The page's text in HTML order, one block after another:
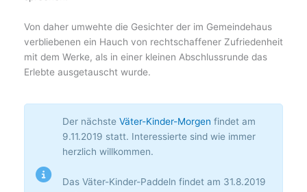
Von daher umwehte die Gesichter der im Gemeindehaus
verbliebenen ein Hauch von rechtschaffener Zufriedenheit
mit dem Werke, als in einer kleinen Abschlussrunde das
Erlebte ausgetauscht wurde.
Der nächste Väter-Kinder-Morgen findet am
9.11.2019 statt. Interessierte sind wie immer
herzlich willkommen.
Das Väter-Kinder-Paddeln findet am 31.8.2019